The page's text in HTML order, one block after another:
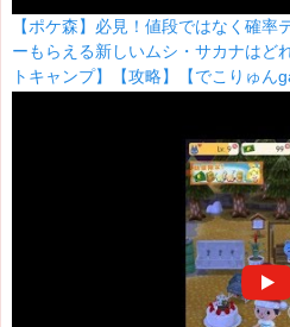
【ポケ森】必見！値段ではなく確
ーもらえる新しいムシ・サカナはど
トキャンプ】【攻略】【でこりゅん